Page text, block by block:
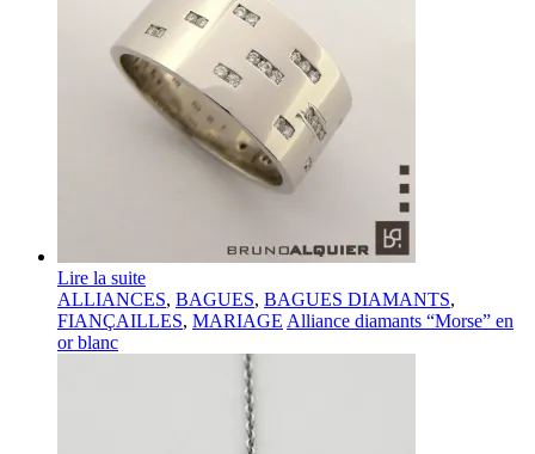
Lire la suite
ALLIANCES, BAGUES, BAGUES DIAMANTS,
FIANÇAILLES, MARIAGE Alliance diamants “Morse” en
or blanc